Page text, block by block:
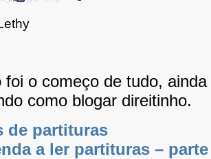
foi o começo de tudo,
como blogar direitinho.
de partituras
a ler partituras – parte